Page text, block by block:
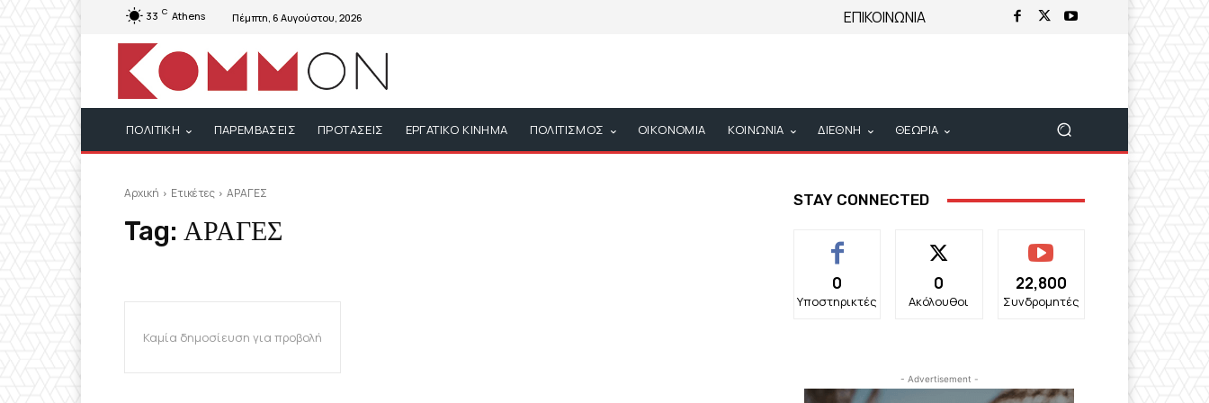
33 C Athens Πέμπτη, 6 Αυγούστου, 2026 ΕΠΙΚΟΙΝΩΝΙΑ
ΠΟΛΙΤΙΚΗ ΠΑΡΕΜΒΑΣΕΙΣ ΠΡΟΤΑΣΕΙΣ ΕΡΓΑΤΙΚΟ ΚΙΝΗΜΑ ΠΟΛΙΤΙΣΜΟΣ ΟΙΚΟΝΟΜΙΑ ΚΟΙΝΩΝΙΑ ΔΙΕΘΝΗ ΘΕΩΡΙΑ
Αρχική Ετικέτες ΑΡΑΓΕΣ
Tag: ΑΡΑΓΕΣ
Καμία δημοσίευση για προβολή
STAY CONNECTED
0
Υποστηρικτές
0
Ακόλουθοι
22,800
Συνδρομητές
- Advertisement -